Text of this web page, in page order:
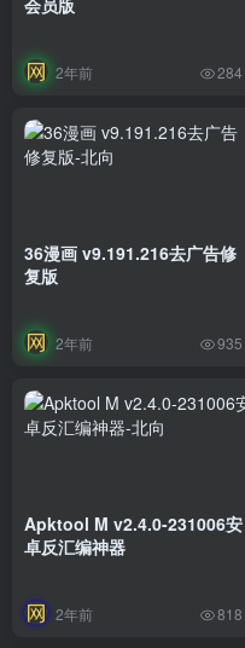
会员版
2年前 284
36漫画 v9.191.216去广告修
复版
2年前 935
Apktool M v2.4.0-231006安
卓反汇编神器
2年前 818